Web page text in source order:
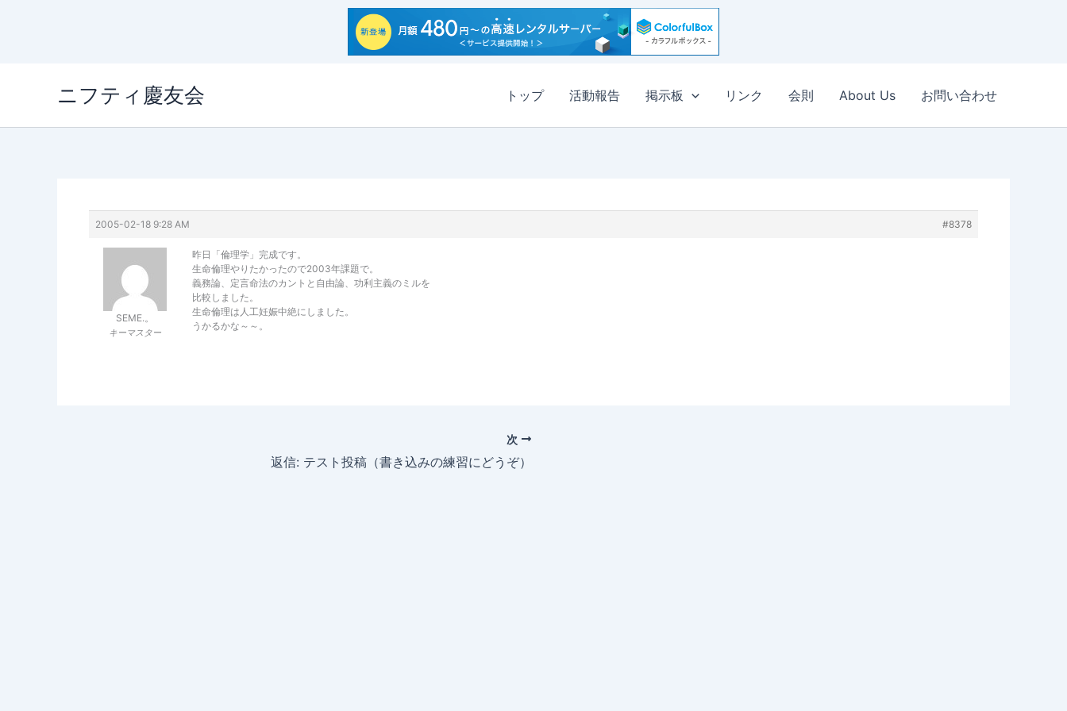
ニフティ慶友会 トップ 活動報告 掲示板 リンク 会則 About Us お問い合わせ
2005-02-18 9:28 AM #8378
SEME.。
キーマスター
昨日「倫理学」完成です。
生命倫理やりたかったので2003年課題で。
義務論、定言命法のカントと自由論、功利主義のミルを
比較しました。
生命倫理は人工妊娠中絶にしました。
うかるかな～～。
次
返信: テスト投稿（書き込みの練習にどうぞ）